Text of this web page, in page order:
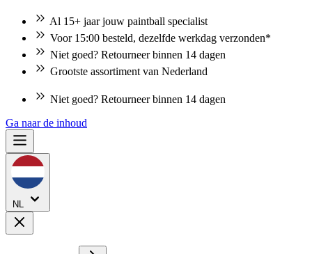
Al 15+ jaar jouw paintball specialist
Voor 15:00 besteld, dezelfde werkdag verzonden*
Niet goed? Retourneer binnen 14 dagen
Grootste assortiment van Nederland
Grootste assortiment van Nederland
Ga naar de inhoud
NL